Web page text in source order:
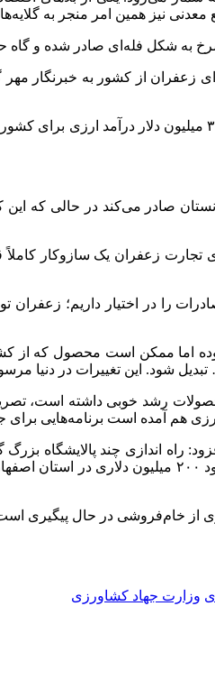
نیز همین امر منجر به
به شکل فله‌ای صادر شده و گاه
وی با بیان اینکه بخش قابل توجهی از تولید در سبد صادرات
صادر می‌کند در حالی
تجارت زعفران یک سازوکار
را در اختیار داریم؛
اما ممکن است محصول که
شود. این تغییرات در دنیا
رشد خوبی داشته است،
هم آمده است برنامه‌هایی
راه اندازی چند پالایشگاه
از خام‌فروشی در حال
وزارت جهاد کشاورزی